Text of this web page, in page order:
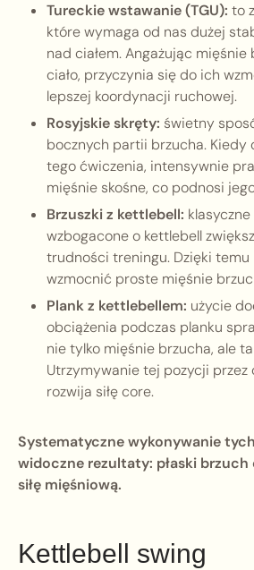
Tureckie wstawanie (TGU): to
które wymaga od nas dużej
nad ciałem. Angażując mięśnie
ciało, przyczynia się do ich
lepszej koordynacji ruchowej.
Rosyjskie skręty: świetny
bocznych partii brzucha. Kiedy
tego ćwiczenia, intensywnie
mięśnie skośne, co podnosi
Brzuszki z kettlebell:
wzbogacone o kettlebell
trudności treningu. Dzięki temu
wzmocnić proste mięśnie
Plank z kettlebellem: użycie
obciążenia podczas planku
nie tylko mięśnie brzucha, ale
Utrzymywanie tej pozycji przez
rozwija siłę core.
Systematyczne wykonywanie
widoczne rezultaty: płaski brzuch
siłę mięśniową.
Kettlebell swing